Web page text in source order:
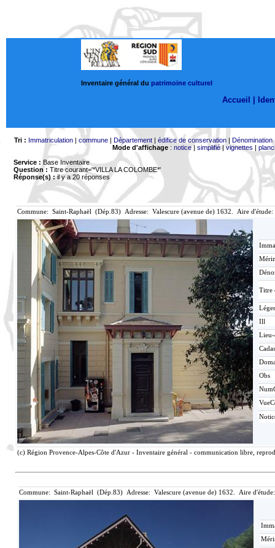
Inventaire général du patrimoine culturel
Accueil |
Tri : Immatriculation| commune| Département| édifice de conservation| Dénomination
Mode d'affichage: notice| simplifié|vignettes |
Service : Base Inventaire
Question : Titre courant='*VILLA LA COLOMBE*'
Réponse(s) :il y a 20 réponses
Commune: Saint-Raphaël (Dép.83) Adresse: Valescure (avenue de) 1632. Aire d'étude:
Titre
Ill
Obs
(c) Région Provence-Alpes-Côte d'Azur - Inventaire général - communication libre,
Commune: Saint-Raphaël (Dép.83) Adresse: Valescure (avenue de) 1632. Aire